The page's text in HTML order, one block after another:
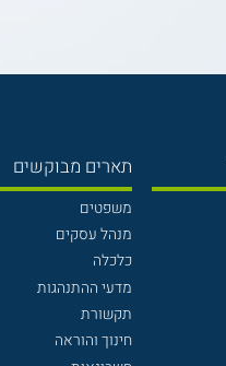
תארים מבוקשים
משפטים
מנהל עסקים
כלכלה
מדעי ההתנהגות
תקשורת
חינוך והוראה